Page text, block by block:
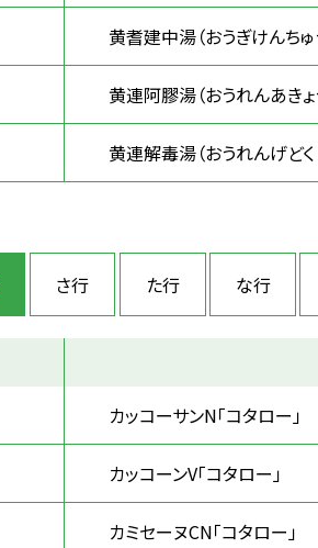
黄耆建中湯（おうぎけんちゅ
黄連阿膠湯（おうれんあきょ
黄連解毒湯（おうれんげどく
さ行 た行 な行
カッコーサンN「コタロー」
カッコーンV「コタロー」
カミセーヌCN「コタロー」